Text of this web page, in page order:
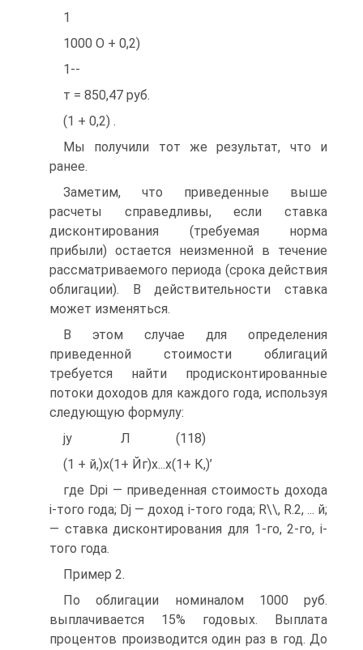
1
1000 О + 0,2)
1--
т = 850,47 руб.
(1 + 0,2) .
Мы получили тот же результат, что и
ранее.
Заметим, что приведенные выше
расчеты справедливы, если ставка
дисконтирования (требуемая норма
прибыли) остается неизменной в течение
рассматриваемого периода (срока действия
облигации). В действительности ставка
может изменяться.
В этом случае для определения
приведенной стоимости облигаций
требуется найти продисконтированные
потоки доходов для каждого года, используя
следующую формулу:
jy Л (118)
(1 + й,)х(1+ Йг)х...х(1+ К,)’
где Dpi — приведенная стоимость дохода
і-того года; Dj — доход і-того года; R\\, R.2, ... й;
— ставка дисконтирования для 1-го, 2-го, і-
того года.
Пример 2.
По облигации номиналом 1000 руб.
выплачивается 15% годовых. Выплата
процентов производится один раз в год. До